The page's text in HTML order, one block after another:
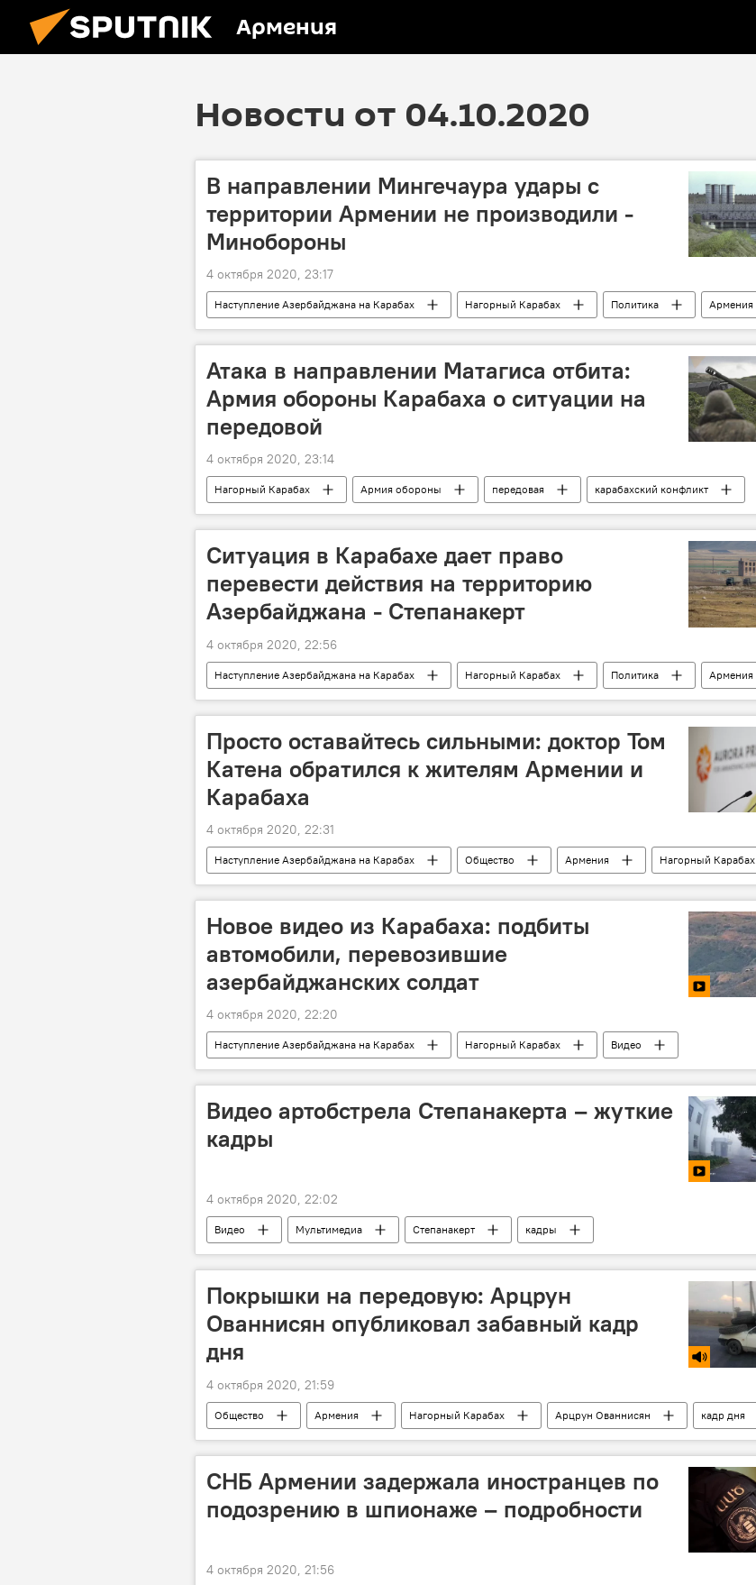
Армения
Новости от 04.10.2020
В направлении Мингечаура удары с
территории Армении не производили -
Минобороны
4 октября 2020, 23:17
Наступление Азербайджана на Карабах Нагорный Карабах Политика
Армения
Азербайджан
Атака в направлении Матагиса отбита:
Армия обороны Карабаха о ситуации на
передовой
4 октября 2020, 23:14
Нагорный Карабах Армия обороны передовая
карабахский конфликт
Наступление Азербайджана на Карабах
Матагис атака
Ситуация в Карабахе дает право
перевести действия на территорию
Азербайджана - Степанакерт
4 октября 2020, 22:56
Наступление Азербайджана на Карабах Нагорный Карабах Политика
Армения
В мире
Азербайджан
Просто оставайтесь сильными: доктор Том
Катена обратился к жителям Армении и
Карабаха
4 октября 2020, 22:31
Наступление Азербайджана на Карабах Общество Армения
Нагорный Карабах
В мире
Том Катена
Новое видео из Карабаха: подбиты
автомобили, перевозившие
азербайджанских солдат
4 октября 2020, 22:20
Наступление Азербайджана на Карабах Нагорный Карабах
Видео
Мультимедиа
Армия обороны солдаты
карабахский конфликт
Видео артобстрела Степанакерта – жуткие
кадры
4 октября 2020, 22:02
Видео Мультимедиа Степанакерт
кадры
Наступление Азербайджана на Карабах
обстрел
Покрышки на передовую: Арцрун
Ованнисян опубликовал забавный кадр
дня
4 октября 2020, 21:59
Общество Армения Нагорный Карабах Арцрун Ованнисян кадр дня
СНБ Армении задержала иностранцев по
подозрению в шпионаже – подробности
4 октября 2020, 21:56